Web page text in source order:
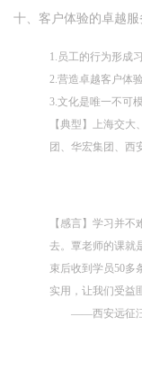
十、客户体验的卓越
1.员工的行为形成
2.营造卓越客户体
3.文化是唯一不可
【典型】上海交
团、华宏集团、西
【感言】学习并
去。覃老师的课就
束后收到学员50多
实用，让我们受益
——西安远征